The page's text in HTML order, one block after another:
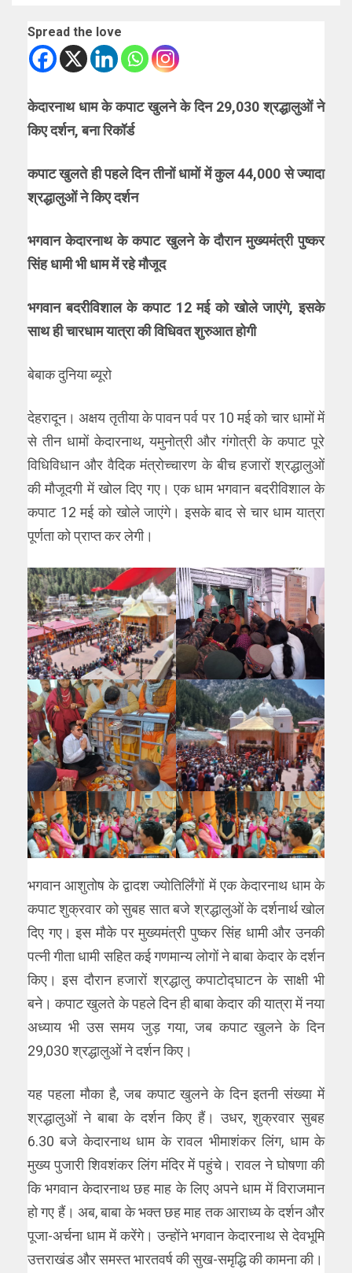
Spread the love
केदारनाथ धाम के कपाट खुलने के दिन 29,030 श्रद्धालुओं ने
किए दर्शन, बना रिकॉर्ड
कपाट खुलते ही पहले दिन तीनों धामों में कुल 44,000 से ज्यादा
श्रद्धालुओं ने किए दर्शन
भगवान केदारनाथ के कपाट खुलने के दौरान मुख्यमंत्री पुष्कर
सिंह धामी भी धाम में रहे मौजूद
भगवान बदरीविशाल के कपाट 12 मई को खोले जाएंगे, इसके
साथ ही चारधाम यात्रा की विधिवत शुरुआत होगी
बेबाक दुनिया ब्यूरो
देहरादून। अक्षय तृतीया के पावन पर्व पर 10 मई को चार धामों में
से तीन धामों केदारनाथ, यमुनोत्री और गंगोत्री के कपाट पूरे
विधिविधान और वैदिक मंत्रोच्चारण के बीच हजारों श्रद्धालुओं
की मौजूदगी में खोल दिए गए। एक धाम भगवान बदरीविशाल के
कपाट 12 मई को खोले जाएंगे। इसके बाद से चार धाम यात्रा
पूर्णता को प्राप्त कर लेगी।
भगवान आशुतोष के द्वादश ज्योतिर्लिंगों में एक केदारनाथ धाम के
कपाट शुक्रवार को सुबह सात बजे श्रद्धालुओं के दर्शनार्थ खोल
दिए गए। इस मौके पर मुख्यमंत्री पुष्कर सिंह धामी और उनकी
पत्नी गीता धामी सहित कई गणमान्य लोगों ने बाबा केदार के दर्शन
किए। इस दौरान हजारों श्रद्धालु कपाटोद्घाटन के साक्षी भी
बने। कपाट खुलते के पहले दिन ही बाबा केदार की यात्रा में नया
अध्याय भी उस समय जुड़ गया, जब कपाट खुलने के दिन
29,030 श्रद्धालुओं ने दर्शन किए।
यह पहला मौका है, जब कपाट खुलने के दिन इतनी संख्या में
श्रद्धालुओं ने बाबा के दर्शन किए हैं। उधर, शुक्रवार सुबह
6.30 बजे केदारनाथ धाम के रावल भीमाशंकर लिंग, धाम के
मुख्य पुजारी शिवशंकर लिंग मंदिर में पहुंचे। रावल ने घोषणा की
कि भगवान केदारनाथ छह माह के लिए अपने धाम में विराजमान
हो गए हैं। अब, बाबा के भक्त छह माह तक आराध्य के दर्शन और
पूजा-अर्चना धाम में करेंगे। उन्होंने भगवान केदारनाथ से देवभूमि
उत्तराखंड और समस्त भारतवर्ष की सुख-समृद्धि की कामना की।